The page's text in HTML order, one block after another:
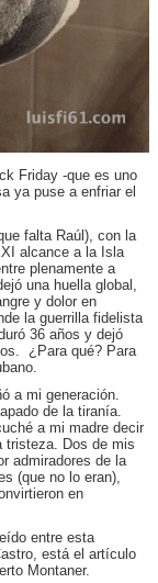
Friday -que es uno
ya puse a enfriar el
falta Raúl), con la
alcance a la Isla
plenamente a
una huella global,
y dolor en
la guerrilla fidelista
36 años y dejó
¿Para qué? Para
a mi generación.
de la tiranía.
a mi madre decir
tristeza. Dos de mis
admiradores de la
(que no lo eran),
en
entre esta
está el artículo
Montaner.